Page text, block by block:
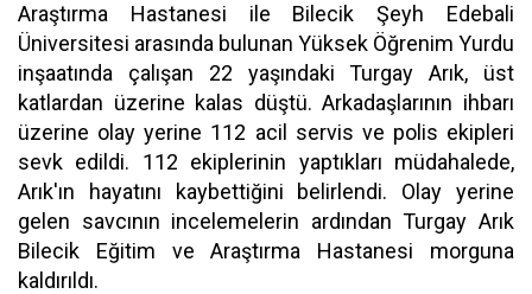
Araştırma Hastanesi ile Bilecik Şeyh Edebali
Üniversitesi arasında bulunan Yüksek Öğrenim Yurdu
inşaatında çalışan 22 yaşındaki Turgay Arık, üst
katlardan üzerine kalas düştü. Arkadaşlarının ihbarı
üzerine olay yerine 112 acil servis ve polis ekipleri
sevk edildi. 112 ekiplerinin yaptıkları müdahalede,
Arık'ın hayatını kaybettiğini belirlendi. Olay yerine
gelen savcının incelemelerin ardından Turgay Arık
Bilecik Eğitim ve Araştırma Hastanesi morguna
kaldırıldı.